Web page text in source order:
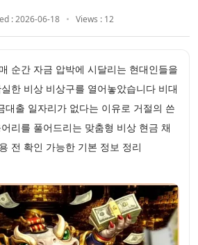
: 2026-06-18 Views : 12
순간 자금 압박에 시달리는 현대인들을
한 비상 비상구를 열어놓았습니다 비대
대출 일자리가 없다는 이유로 거절의 쓴
리를 풀어드리는 맞춤형 비상 현금 채
전 확인 가능한 기본 정보 정리